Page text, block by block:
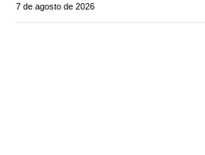
7 de agosto de 2026